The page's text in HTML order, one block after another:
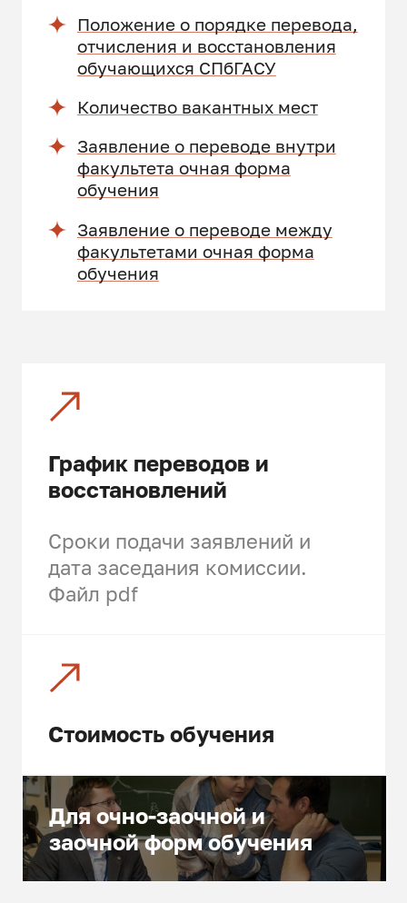
Положение о порядке перевода,
отчисления и восстановления
обучающихся СПбГАСУ
Количество вакантных мест
Заявление о переводе внутри
факультета очная форма
обучения
Заявление о переводе между
факультетами очная форма
обучения
График переводов и
восстановлений
Сроки подачи заявлений и
дата заседания комиссии.
Файл pdf
Стоимость обучения
Для очно-заочной и
заочной форм обучения